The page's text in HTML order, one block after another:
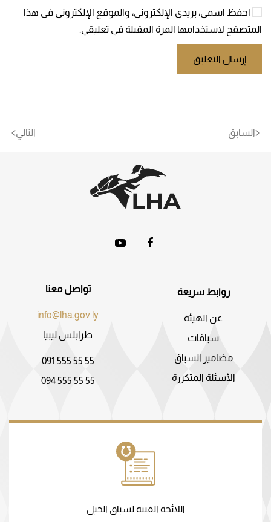
احفظ اسمي، بريدي الإلكتروني، والموقع الإلكتروني في هذا
المتصفح لاستخدامها المرة المقبلة في تعليقي.
إرسال التعليق
السابق التالي
روابط سريعة
عن الهيئة
سباقات
مضامير السباق
الأسئلة المتكررة
تواصل معنا
info@lha.gov.ly
طرابلس ليبيا
091 555 55 55
094 555 55 55
اللائحة الفنية لسباق الخيل